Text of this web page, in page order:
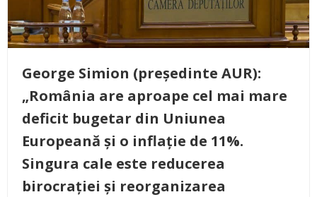
George Simion (președinte AUR):
„România are aproape cel mai mare
deficit bugetar din Uniunea
Europeană și o inflație de 11%.
Singura cale este reducerea
birocrației și reorganizarea